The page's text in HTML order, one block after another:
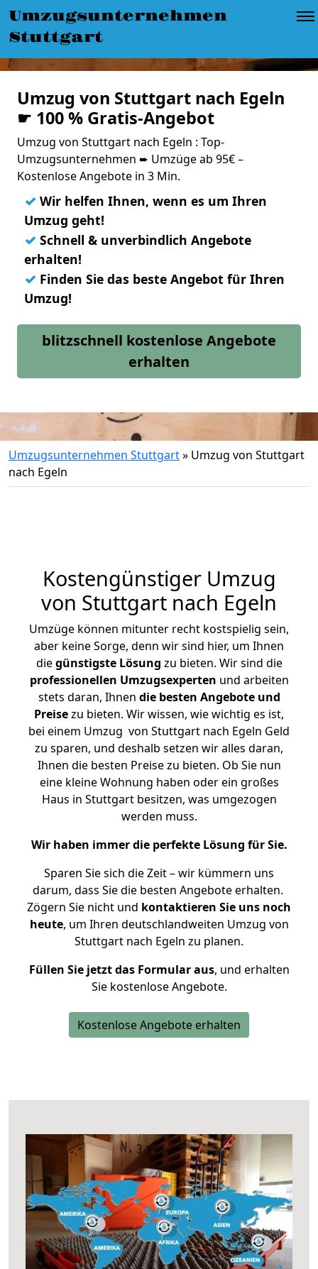
Umzugsunternehmen
Stuttgart
Umzug von Stuttgart nach Egeln
☛ 100 % Gratis-Angebot
Umzug von Stuttgart nach Egeln : Top-
Umzugsunternehmen ➨ Umzüge ab 95€ –
Kostenlose Angebote in 3 Min.
✓ Wir helfen Ihnen, wenn es um Ihren
Umzug geht!
✓ Schnell & unverbindlich Angebote
erhalten!
✓ Finden Sie das beste Angebot für Ihren
Umzug!
blitzschnell kostenlose Angebote
erhalten
Umzugsunternehmen Stuttgart» Umzug von Stuttgart
nach Egeln
Kostengünstiger Umzug
von Stuttgart nach Egeln
Umzüge können mitunter recht kostspielig sein,
aber keine Sorge, denn wir sind hier, um Ihnen
diegünstigste Lösung zu bieten. Wir sind die
professionellen Umzugsexperten und arbeiten
stets daran, Ihnen die besten Angebote und
Preisezu bieten. Wir wissen, wie wichtig es ist,
bei einem Umzug von Stuttgart nach Egeln Geld
zu sparen, und deshalb setzen wir alles daran,
Ihnen die besten Preise zu bieten. Ob Sie nun
eine kleine Wohnung haben oder ein großes
Haus in Stuttgart besitzen, was umgezogen
werden muss.
Wir haben immer die perfekte Lösung für Sie.
Sparen Sie sich die Zeit – wir kümmern uns
darum, dass Sie die besten Angebote erhalten.
Zögern Sie nicht und kontaktieren Sie uns noch
heute, um Ihren deutschlandweiten Umzug von
Stuttgart nach Egeln zu planen.
Füllen Sie jetzt das Formular aus, und erhalten
Sie kostenlose Angebote.
Kostenlose Angebote erhalten